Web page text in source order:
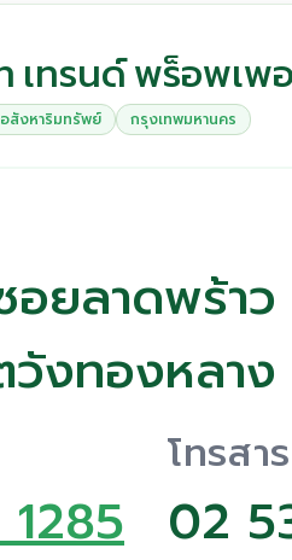
เทรนด์ พร็อพเพ
สังหาริมทรัพย์ กรุงเทพมหานคร
ยลาดพร้า
วังทองหลา
โทรสาร
02